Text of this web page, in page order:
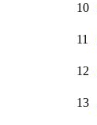
10
11
12
13